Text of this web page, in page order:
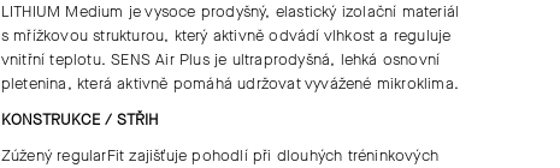
LITHIUM Medium je vysoce prodyšný, elastický izolační materiál
s mřížkovou strukturou, který aktivně odvádí vlhkost a reguluje
vnitřní teplotu.SENS Air Plusje ultraprodyšná, lehká osnovní
pletenina, která aktivně pomáhá udržovat vyvážené mikroklima.
KONSTRUKCE / STŘIH
Zúžený regularFit zajišťuje pohodlí při dlouhých tréninkových